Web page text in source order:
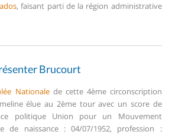
, faisant parti de la région administrative
Brucourt
Nationalede cette 4ème circonscription
élue au 2ème tour avec un score de
politique Union pour un Mouvement
de naissance : 04/07/1952, profession :